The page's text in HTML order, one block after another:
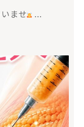
ませ
...